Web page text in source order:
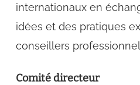
internationaux en
idées et des pratiques
conseillers
Comité directeur